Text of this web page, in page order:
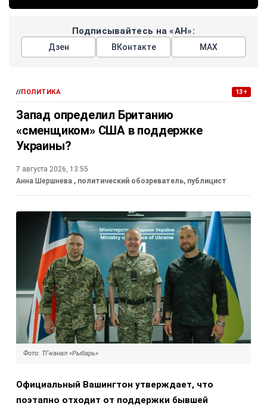
Подписывайтесь на «АН»:
Дзен ВКонтакте МАХ
//ПОЛИТИКА 13+
Запад определил Британию
«сменщиком» США в поддержке
Украины?
7 августа 2026, 13:55
Анна Шершнева , политический обозреватель, публицист
Фото: ТГ-канал «Рыбарь»
Официальный Вашингтон утверждает, что
поэтапно отходит от поддержки бывшей